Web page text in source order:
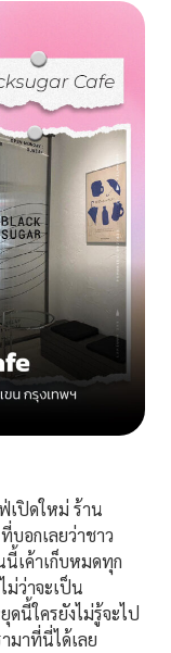
เปิดใหม่ ร้าน
บอกเลยว่าชาว
นี้เค้าเก็บหมดทุก
ม่ว่าจะเป็น
ดนี้ใครยังไม่รู้จะไป
มาที่นี่ได้เลย